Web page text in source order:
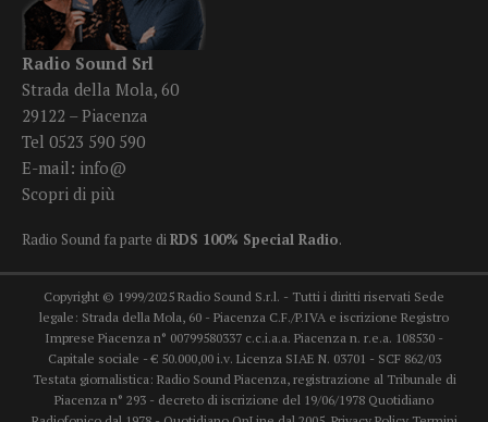
Radio Sound Srl
Strada della Mola, 60
29122 – Piacenza
Tel 0523 590 590
E-mail: info@
Scopri di più
Radio Sound fa parte diRDS 100% Special Radio.
Copyright © 1999/2025 Radio Sound S.r.l. - Tutti i diritti riservati Sede
legale: Strada della Mola, 60 - Piacenza C.F./P.IVA e iscrizione Registro
Imprese Piacenza n° 00799580337 c.c.i.a.a. Piacenza n. r.e.a. 108530 -
Capitale sociale - € 50.000,00 i.v. Licenza SIAE N. 03701 - SCF 862/03
Testata giornalistica: Radio Sound Piacenza, registrazione al Tribunale di
Piacenza n° 293 - decreto di iscrizione del 19/06/1978 Quotidiano